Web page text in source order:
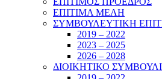
ΕΠΙΤΙΜΑ ΜΕΛΗ
ΣΥΜΒΟΥΛΕΥΤΙΚΗ
2019 – 2022
2023 – 2025
2026 – 2028
ΔΙΟΙΚΗΤΙΚΟ